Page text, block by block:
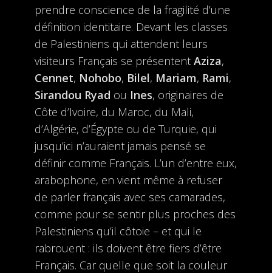
prendre conscience de la fragilité d’une
définition identitaire. Devant les classes
de Palestiniens qui attendent leurs
visiteurs Français se présentent Aziza,
Cennet, Nohobo, Bilel, Mariam, Rami,
Sirandou Ryad ou Ines, originaires de
Côte d’Ivoire, du Maroc, du Mali,
d’Algérie, d’Égypte ou de Turquie, qui
jusqu’ici n’auraient jamais pensé se
définir comme Français. L’un d’entre eux,
arabophone, en vient même à refuser
de parler français avec ses camarades,
comme pour se sentir plus proches des
Palestiniens qu’il côtoie – et qui le
rabrouent : ils doivent être fiers d’être
Français. Car quelle que soit la couleur